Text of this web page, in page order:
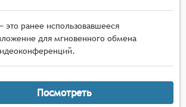
это ранее использовавшееся
для мгновенного обмена
Посмотреть